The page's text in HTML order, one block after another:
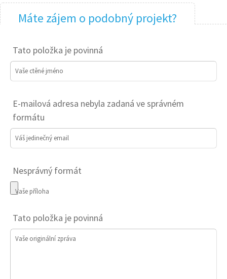
Máte zájem o podobný projekt?
Tato položka je povinná
Vaše ctěné jméno
E-mailová adresa nebyla zadaná ve správném
formátu
Váš jedinečný email
Nesprávný formát
Vaše příloha
Tato položka je povinná
Vaše originální zpráva